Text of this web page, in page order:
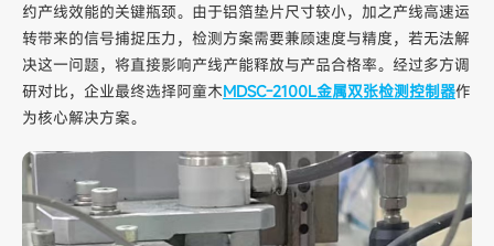
约产线效能的关键瓶颈。由于铝箔垫片尺寸较小，加之产线高速运
转带来的信号捕捉压力，检测方案需要兼顾速度与精度，若无法解
决这一问题，将直接影响产线产能释放与产品合格率。经过多方调
研对比，企业最终选择阿童木MDSC-2100L金属双张检测控制器作
为核心解决方案。